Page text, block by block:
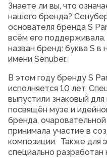
Знаете ли вы, что
нашего бренда?
основателя бренда S
всём его
назван бренд: буква S в
имени Senuber.
В этом году бренду S
исполняется 10 лет.
выпустили знаковый
посвящён музе и
бренда,
принимала участие в
композиции. Также для
специально разработан